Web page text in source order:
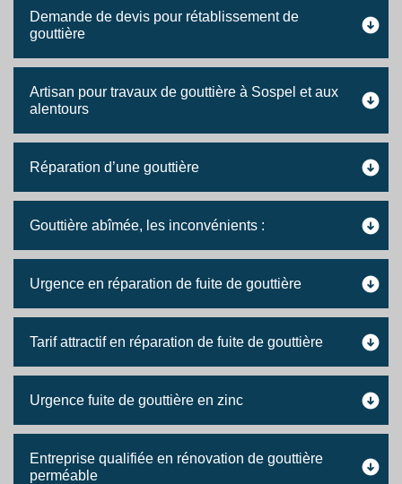
Demande de devis pour rétablissement de
gouttière
Artisan pour travaux de gouttière à Sospel et aux
alentours
Réparation d’une gouttière
Gouttière abîmée, les inconvénients :
Urgence en réparation de fuite de gouttière
Tarif attractif en réparation de fuite de gouttière
Urgence fuite de gouttière en zinc
Entreprise qualifiée en rénovation de gouttière
perméable